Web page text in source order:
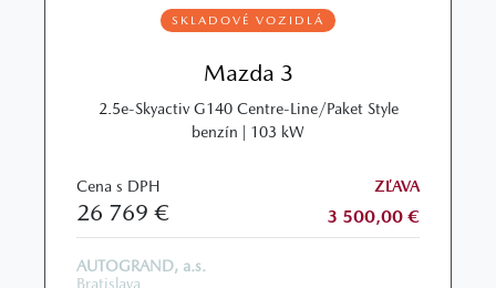
SKLADOVÉ VOZIDLÁ
Mazda 3
2.5e-Skyactiv G140 Centre-Line/Paket Style
benzín | 103 kW
Cena s DPH
26 769 €
ZĽAVA
3 500,00 €
AUTOGRAND, a.s.
Bratislava